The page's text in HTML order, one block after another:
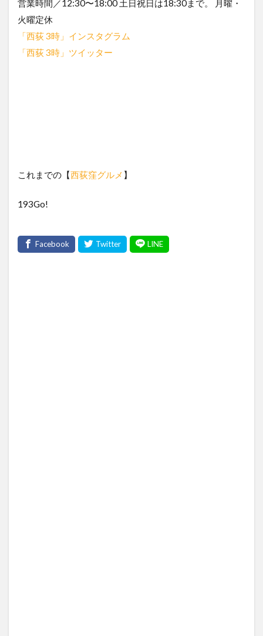
営業時間／12:30〜18:00 土日祝日は18:30まで。 月曜・
火曜定休
「西荻 3時」インスタグラム
「西荻 3時」ツイッター
これまでの【西荻窪グルメ 】
193Go!